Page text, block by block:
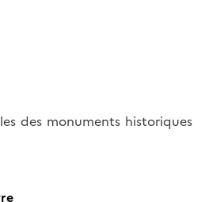
des monuments historiques